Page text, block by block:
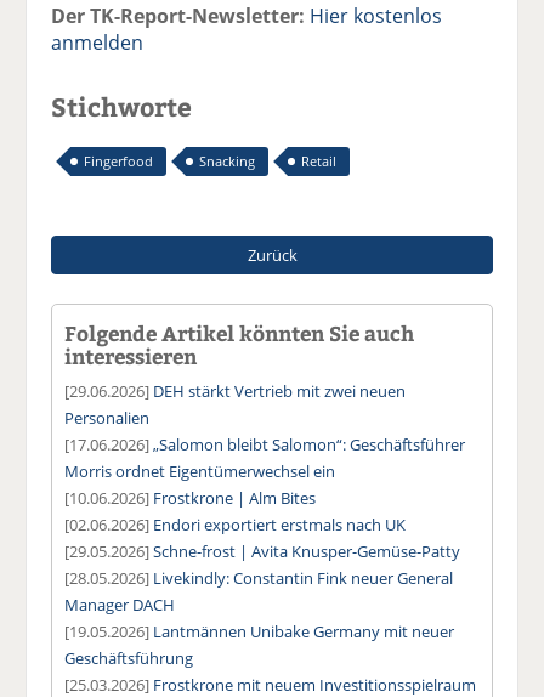
Der TK-Report-Newsletter: Hier kostenlos
anmelden
Stichworte
Fingerfood Snacking Retail
Zurück
Folgende Artikel könnten Sie auch
interessieren
[29.06.2026] DEH stärkt Vertrieb mit zwei neuen
Personalien
[17.06.2026]„Salomon bleibt Salomon“: Geschäftsführer
Morris ordnet Eigentümerwechsel ein
[10.06.2026] Frostkrone | Alm Bites
[02.06.2026] Endori exportiert erstmals nach UK
[29.05.2026]Schne-frost | Avita Knusper-Gemüse-Patty
[28.05.2026] Livekindly: Constantin Fink neuer General
Manager DACH
[19.05.2026] Lantmännen Unibake Germany mit neuer
Geschäftsführung
[25.03.2026] Frostkrone mit neuem Investitionsspielraum